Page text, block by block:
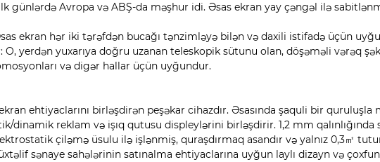
günlərdə Avropa və ABŞ-da məşhur idi. Əsas ekran yay çəngəl ilə
ekran hər iki tərəfdən bucağı tənzimləyə bilən və daxili istifadə üçün
O, yerdən yuxarıya doğru uzanan teleskopik sütunu olan, döşəməli vərəq
və digər hallar üçün uyğundur.
ehtiyaclarını birləşdirən peşəkar cihazdır. Əsasında şaquli bir
dinamik reklam və işıq qutusu displeylərini birləşdirir. 1,2 mm
çiləmə üsulu ilə işlənmiş, quraşdırmaq asandır və yalnız 0,3㎡
sənaye sahələrinin satınalma ehtiyaclarına uyğun laylı dizayn və